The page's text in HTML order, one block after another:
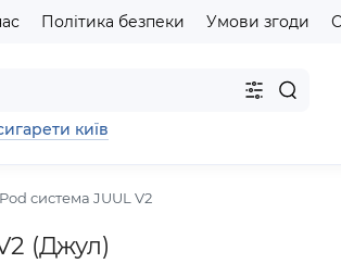
Політика безпеки Умови згоди
київ
Pod система JUUL V2
(Джул)